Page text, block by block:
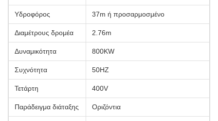
Υδροφόρος 37m ή προσαρμοσμένο
Διαμέτρους δρομέα 2.76m
Δυναμικότητα 800KW
Συχνότητα 50HZ
Τετάρτη 400V
Παράδειγμα διάταξης Οριζόντια